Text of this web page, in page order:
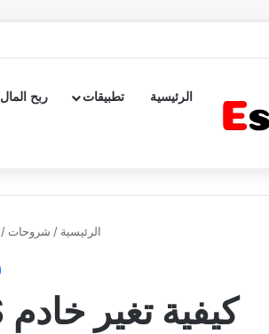
الرئيسية تطبيقات ربح المال
الرئيسية / شروحات /
كيفية تغير خادم DNS للهاتف بسهولة